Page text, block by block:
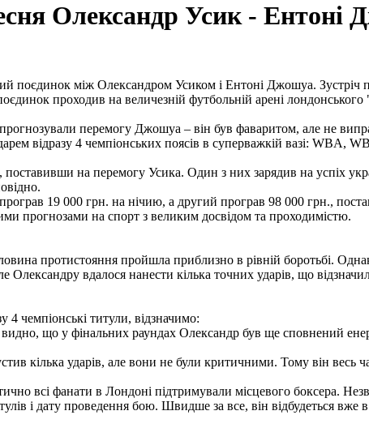
Олександр Усик - Ентоні
поєдинок між Олександром Усиком і Ентоні Джошуа. Зустріч
проходив на величезній футбольній арені
перемогу Джошуа – він був фаваритом, але не
відразу 4 чемпіонських поясів в суперважкій вазі: WBA,
поставивши на перемогу Усика. Один з них зарядив на успіх
19 000 грн. на нічию, а другий програв 98 000 грн.,
прогнозами на спорт з великим досвідом та проходимістю.
протистояння пройшла приблизно в рівній боротьбі.
вдалося нанести кілька точних ударів, що
4 чемпіонські титули, відзначимо:
що у фінальних раундах Олександр був ще сповнений
кілька ударів, але вони не були критичними. Тому він весь
всі фанати в Лондоні підтримували місцевого боксера.
і дату проведення бою. Швидше за все, він відбудеться вже